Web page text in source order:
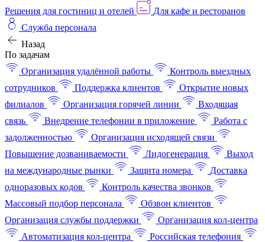
Решения для гостиниц и отелей
Для кафе и ресторанов
Служба персонала
Назад
По задачам
Организация удалённой работы
Контроль выездных
сотрудников
Поддержка клиентов
Открытие новых
филиалов
Организация горячей линии
Входящая
связь
Внедрение телефонии в приложение
Работа с
задолженностью
Организация исходящей связи
Повышение дозваниваемости
Лидогенерация
Выход
на международные рынки
Защита номера
Доставка
одноразовых кодов
Контроль качества звонков
Массовый подбор персонала
Обзвон клиентов
Организация службы поддержки
Организация кол-центра
Автоматизация кол-центра
Российская телефония